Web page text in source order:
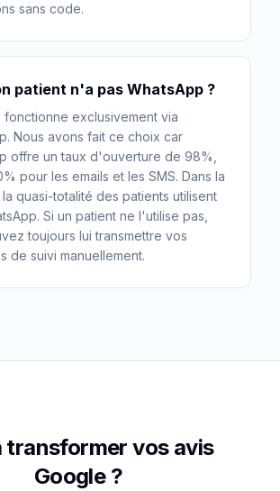
sans code.
patient n'a pas WhatsApp ?
fonctionne exclusivement via
Nous avons fait ce choix car
offre un taux d'ouverture de 98%,
pour les emails et les SMS. Dans la
quasi-totalité des patients utilisent
Si un patient ne l'utilise pas,
toujours lui transmettre vos
de suivi manuellement.
transformer vos avis
Google ?